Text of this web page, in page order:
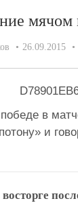
мячом
26.09.2015
в
и